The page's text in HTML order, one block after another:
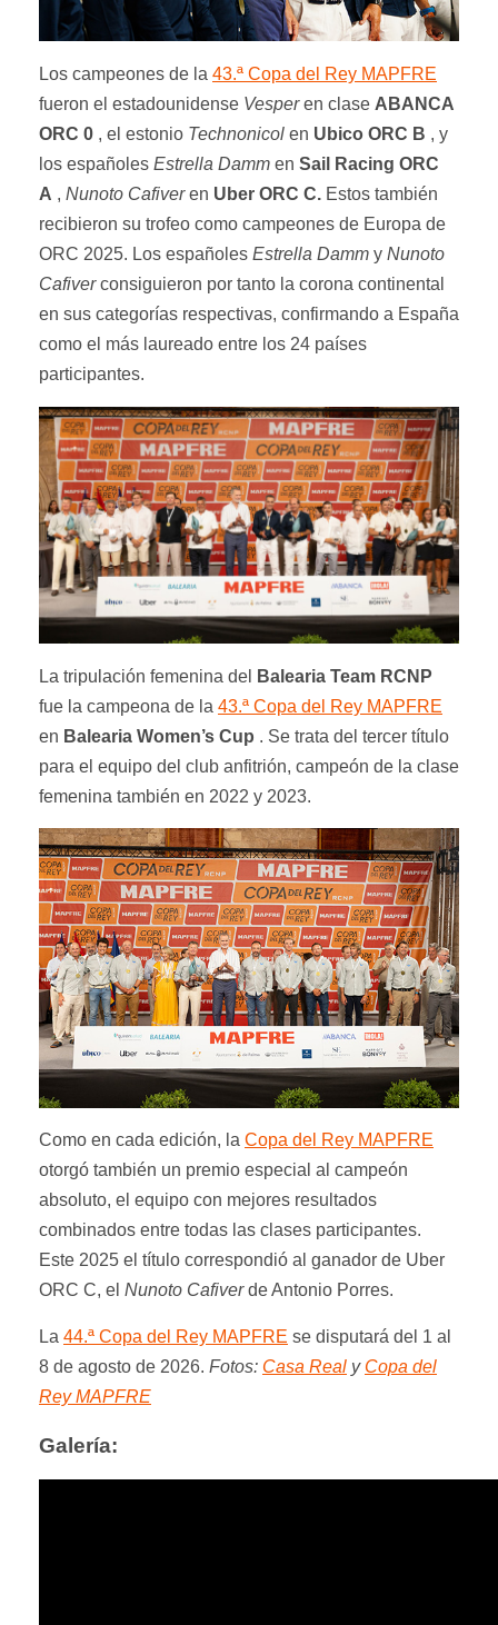
Los campeones de la 43.ª Copa del Rey MAPFRE
fueron el estadounidense Vesperen clase ABANCA
ORC 0 , el estonio Technonicol en Ubico ORC B , y
los españoles Estrella Damm en Sail Racing ORC
A , Nunoto Cafiveren Uber ORC C. Estos también
recibieron su trofeo como campeones de Europa de
ORC 2025. Los españoles Estrella Damm y Nunoto
Cafiverconsiguieron por tanto la corona continental
en sus categorías respectivas, confirmando a España
como el más laureado entre los 24 países
participantes.
La tripulación femenina del
Balearia Team RCNP
fue la campeona de la 43.ª Copa del Rey MAPFRE
en Balearia Women’s Cup . Se trata del tercer título
para el equipo del club anfitrión, campeón de la clase
femenina también en 2022 y 2023.
Como en cada edición, la Copa del Rey MAPFRE
otorgó también un premio especial al campeón
absoluto, el equipo con mejores resultados
combinados entre todas las clases participantes.
Este 2025 el título correspondió al ganador de Uber
ORC C, el Nunoto Cafiverde Antonio Porres.
La 44.ª Copa del Rey MAPFRE se disputará del 1 al
8 de agosto de 2026. Fotos: Casa Real y Copa del
Rey MAPFRE
Galería: